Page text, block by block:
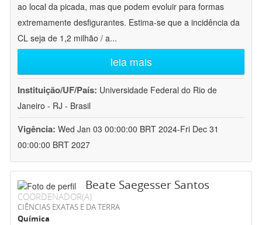
ao local da picada, mas que podem evoluir para formas
extremamente desfigurantes. Estima-se que a incidência da
CL seja de 1,2 milhão / a...
leia mais
Instituição/UF/País: Universidade Federal do Rio de
Janeiro - RJ - Brasil
Vigência: Wed Jan 03 00:00:00 BRT 2024-Fri Dec 31
00:00:00 BRT 2027
Beate Saegesser Santos
COORDENADOR(A)
CIÊNCIAS EXATAS E DA TERRA
Química